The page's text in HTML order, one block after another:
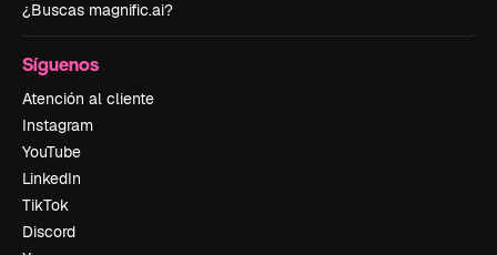
¿Buscas magnific.ai?
Síguenos
Atención al cliente
Instagram
YouTube
LinkedIn
TikTok
Discord